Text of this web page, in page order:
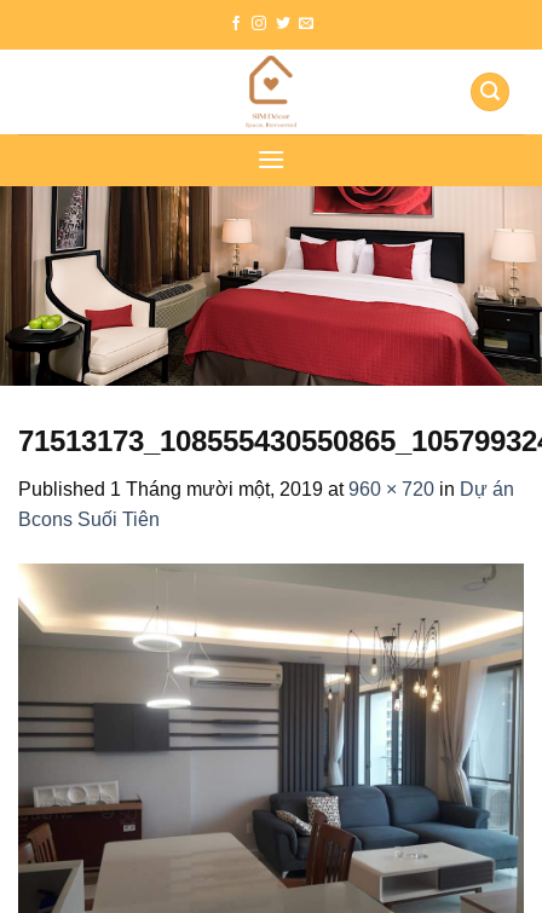
Published 1 Tháng mười một, 2019 at960 × 720 in Dự án
Bcons Suối Tiên